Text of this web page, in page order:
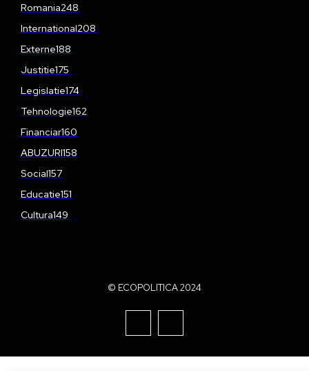
Romania248
International208
Externe188
Justitie175
Legislatie174
Tehnologie162
Financiar160
ABUZURI158
Social157
Educatie151
Cultura149
© ECOPOLITICA 2024